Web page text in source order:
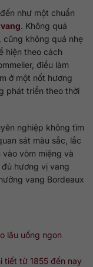
như một chuẩn
. Không quá
cũng không quá nhẹ
hiện theo cách
điều làm
ở một nốt hương
phát triển theo thời
nghiệp không tìm
sát màu sắc, lắc
vòm miệng và
đủ hương vị vang
vang Bordeaux
lâu uống ngon
tiết từ 1855 đến nay